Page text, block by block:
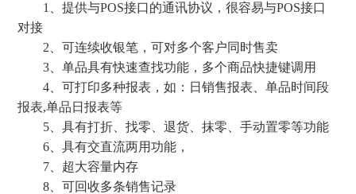
1、提供与POS接口的通讯协议，很容易与POS接口
对接
2、可连续收银笔，可对多个客户同时售卖
3、单品具有快速查找功能，多个商品快捷键调用
4、可打印多种报表，如：日销售报表、单品时间段
报表,单品日报表等
5、具有打折、找零、退货、抹零、手动置零等功能
6、具有交直流两用功能，
7、超大容量内存
8、可回收多条销售记录